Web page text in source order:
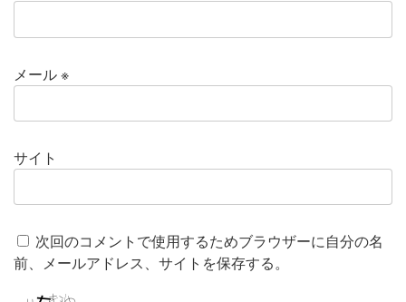
メール※
サイト
次回のコメントで使用するためブラウザーに自分の名
前、メールアドレス、サイトを保存する。